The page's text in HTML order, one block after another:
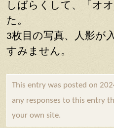
しばらくして、「オ
た。
3枚目の写真、人影が
すみません。
This entry was posted on
any responses to this entry
your own site.